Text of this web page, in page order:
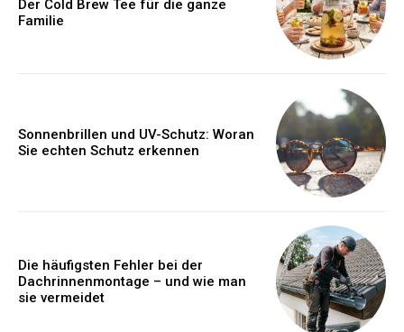
Der Cold Brew Tee für die ganze
Familie
Sonnenbrillen und UV-Schutz: Woran
Sie echten Schutz erkennen
Die häufigsten Fehler bei der
Dachrinnenmontage – und wie man
sie vermeidet